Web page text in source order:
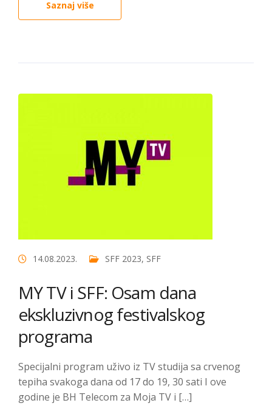
Saznaj više
14.08.2023. SFF 2023, SFF
MY TV i SFF: Osam dana
ekskluzivnog festivalskog
programa
Specijalni program uživo iz TV studija sa crvenog
tepiha svakoga dana od 17 do 19, 30 sati I ove
godine je BH Telecom za Moja TV i […]